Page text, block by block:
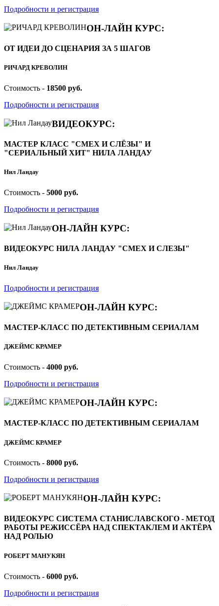
Подробности и регистрация
ОН-ЛАЙН КУРС:
ОТ ИДЕИ ДО СЦЕНАРИЯ ЗА 5 ШАГОВ
РИЧАРД КРЕВОЛИН
Стоимость - 18500 руб.
Подробности и регистрация
ВИДЕОКУРС:
МАСТЕР КЛАСС "СМЕХ И СЛЁЗЫ" И
"СЕРИАЛЬНЫЙ ХИТ" НИЛА ЛАНДАУ
Нил Ландау
Стоимость - 5000 руб.
Подробности и регистрация
ОН-ЛАЙН КУРС:
ВИДЕОКУРС НИЛА ЛАНДАУ "СМЕХ И СЛЕЗЫ"
Нил Ландау
Подробности и регистрация
ОН-ЛАЙН КУРС:
МАСТЕР-КЛАСС ПО ДЕТЕКТИВНЫМ СЕРИАЛАМ
ДЖЕЙМС КРАМЕР
Стоимость - 4000 руб.
Подробности и регистрация
ОН-ЛАЙН КУРС:
МАСТЕР-КЛАСС ПО ДЕТЕКТИВНЫМ СЕРИАЛАМ
ДЖЕЙМС КРАМЕР
Стоимость - 8000 руб.
Подробности и регистрация
ОН-ЛАЙН КУРС:
ВИДЕОКУРС СИСТЕМА СТАНИСЛАВСКОГО - МЕТОД
РАБОТЫ РЕЖИССЁРА НАД СПЕКТАКЛЕМ И АКТЁРА
НАД РОЛЬЮ
РОБЕРТ МАНУКЯН
Стоимость - 6000 руб.
Подробности и регистрация